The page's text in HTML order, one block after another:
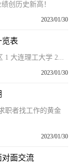
创历史新高！
2023/01/30
览表
1 大连理工大学 2...
2023/01/30
职者找工作的黄金
2023/01/30
对面交流